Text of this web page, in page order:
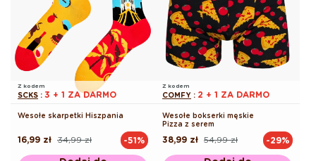
Z kodem
SCKS : 3 + 1 ZA DARMO
Wesołe skarpetki Hiszpania
Cena
34,99 zł
Cena
16,99 zł -51%
Z kodem
COMFY : 2 + 1 ZA DARMO
Wesołe bokserki męskie
Pizza z serem
Cena
54,99 zł
Cena
38,99 zł -29%